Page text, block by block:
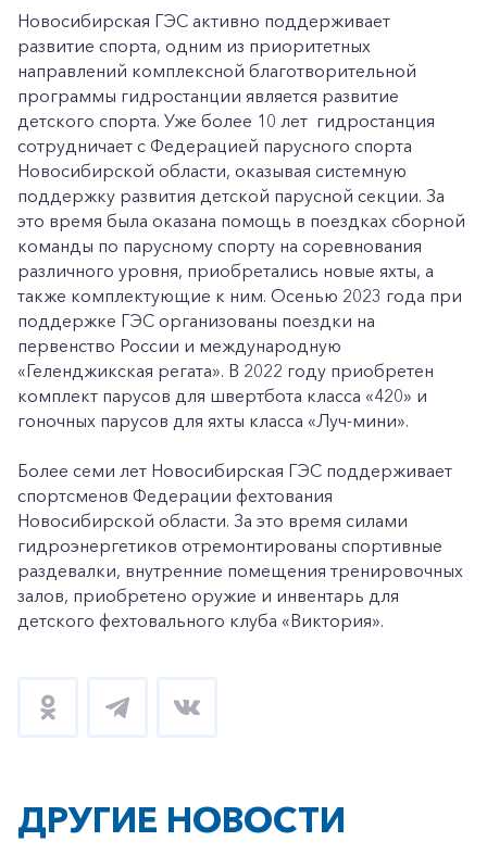
Новосибирская ГЭС активно поддерживает
развитие спорта, одним из приоритетных
направлений комплексной благотворительной
программы гидростанции является развитие
детского спорта. Уже более 10 лет гидростанция
сотрудничает с Федерацией парусного спорта
Новосибирской области, оказывая системную
поддержку развития детской парусной секции. За
это время была оказана помощь в поездках сборной
команды по парусному спорту на соревнования
различного уровня, приобретались новые яхты, а
также комплектующие к ним. Осенью 2023 года при
поддержке ГЭС организованы поездки на
первенство России и международную
«Геленджикская регата». В 2022 году приобретен
комплект парусов для швертбота класса «420» и
гоночных парусов для яхты класса «Луч-мини».
Более семи лет Новосибирская ГЭС поддерживает
спортсменов Федерации фехтования
Новосибирской области. За это время силами
гидроэнергетиков отремонтированы спортивные
раздевалки, внутренние помещения тренировочных
залов, приобретено оружие и инвентарь для
детского фехтовального клуба «Виктория».
ДРУГИЕ НОВОСТИ